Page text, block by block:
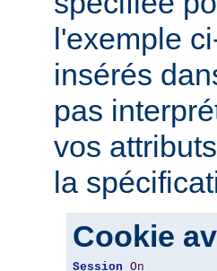
l'exemple
insérés
pas
vos
la
Cookie
Session On